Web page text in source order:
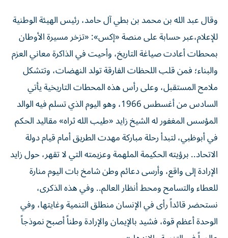
وقال عبد الله بن محمد بن بطي آل حامد، رئيس الهيئة الوطنية
للإعلام،عبر حسابة على منصة «إكس»: «تزخر مسيرة الأوطان
بمحطات أعادت صياغة التاريخ، وأحيت في الذاكرة معاني العزم
والبناء؛ فمن قلب اللحظات الفارقة تولد النهضات، وتتشكل
ملامح المستقبل، وعلى رأس هذه المحطات التاريخية يأتي
السادس من أغسطس 1966، وهو اليوم الذي تسلم فيه الوالد
المؤسس المغفور له الشيخ زايد «طيب الله ثراه» مقاليد الحكم
في أبوظبي، لتبدأ رحلة مباركة مهدت الطريق أمام قيام دولة
الاتحاد.. برؤيته الحكيمة الملهمة وعزيمته التي لا تقهر، حول زايد
الإرادة إلى واقع، وأرسى دعائم وطن شامخ بات اليوم منارة
للعطاء والتسامح ومحط أنظار العالم.. وفي هذه الذكرى،
نستحضر قائداً رأى في الإنسان منطلق التنمية وغايتها، وفي
الوحدة أعظم قوة، فشيد بالإيمان والإرادة وطناً أصبح نموذجاً